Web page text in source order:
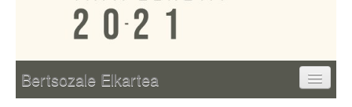
Bertsozale Elkartea